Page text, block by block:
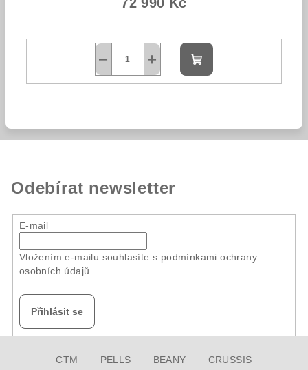
+
−
Do
košíku
Odebírat newsletter
E-mail
Vložením e-mailu souhlasíte s podmínkami ochrany
osobních údajů
Přihlásit se
CTM PELLS BEANY CRUSSIS